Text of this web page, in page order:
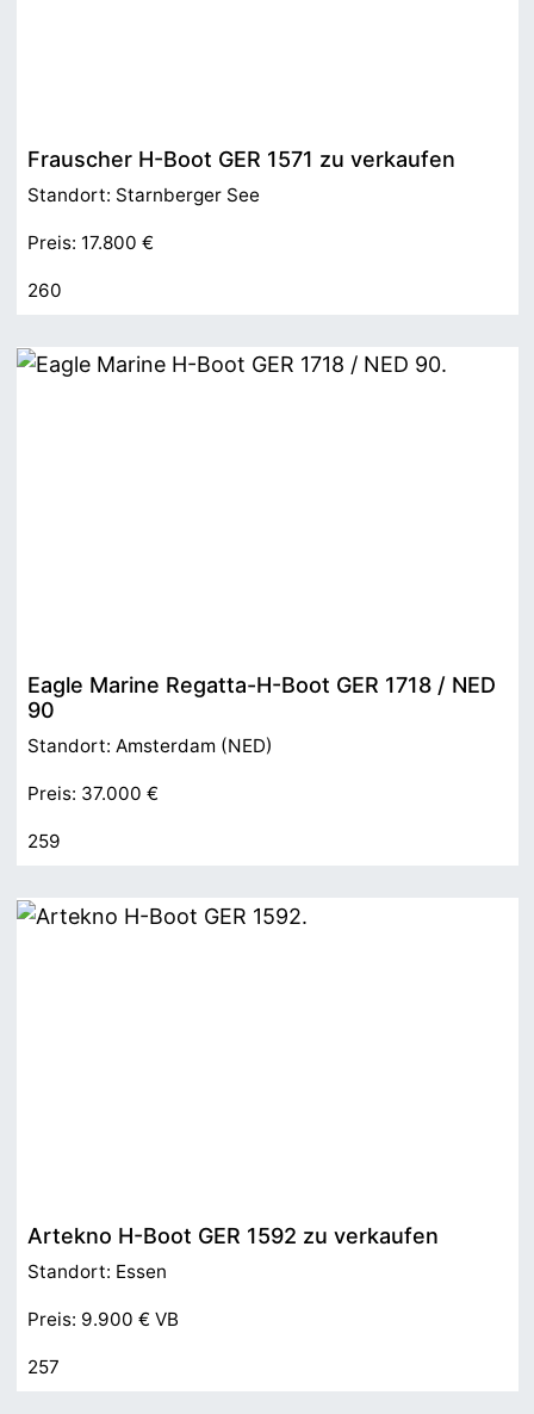
Frauscher H-Boot GER 1571 zu verkaufen
Standort: Starnberger See
Preis: 17.800 €
260
Eagle Marine Regatta-H-Boot GER 1718 / NED
90
Standort: Amsterdam (NED)
Preis: 37.000 €
259
Artekno H-Boot GER 1592 zu verkaufen
Standort: Essen
Preis: 9.900 € VB
257